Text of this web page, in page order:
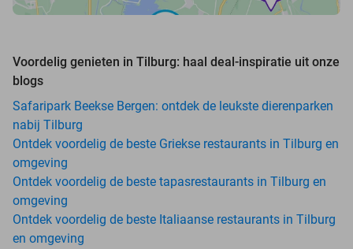
Voordelig genieten in Tilburg: haal deal-inspiratie uit onze
blogs
Safaripark Beekse Bergen: ontdek de leukste dierenparken
nabij Tilburg
Ontdek voordelig de beste Griekse restaurants in Tilburg en
omgeving
Ontdek voordelig de beste tapasrestaurants in Tilburg en
omgeving
Ontdek voordelig de beste Italiaanse restaurants in Tilburg
en omgeving